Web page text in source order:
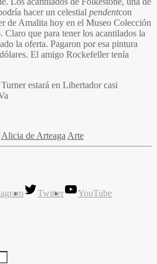
hacer un celestial pendentcon
de Amalita hoy en el Museo Colección
Claro que para tener los acantilados la
la oferta. Pagaron por esa pintura
El amigo Rockefeller tenía
estará en Libertador casi
Alicia de Arteaga Arte
Twitter
YouTube